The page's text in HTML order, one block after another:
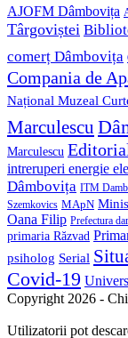
AJOFM Dâmbovița
Târgoviștei
comerț Dâmbovița
Compania de
Național Muzeal
Marculescu
Marculescu
intreruperi energie
Dâmbovița ITM
Szemkovics MApN
Oana Filip Prefectura
primaria Răzvad
psiholog Serial
Covid-19
Copyright 2026 -
Utilizatorii pot